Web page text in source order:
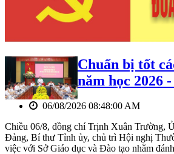
Chuẩn bị tốt
năm học 2026
06/08/2026 08:48:00 AM
Chiều 06/8, đồng chí Trịnh Xuân Trường,
Đảng, Bí thư Tỉnh ủy, chủ trì Hội nghị
việc với Sở Giáo dục và Đào tạo nhằm